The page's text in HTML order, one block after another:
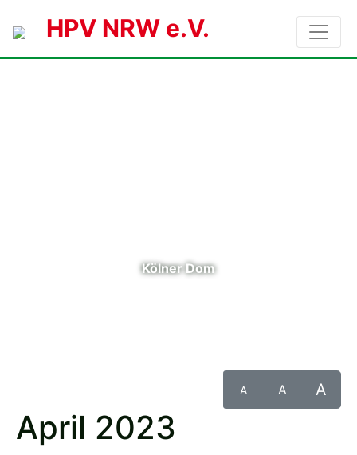
HPV NRW e.V.
Kölner Dom
A A A
April 2023